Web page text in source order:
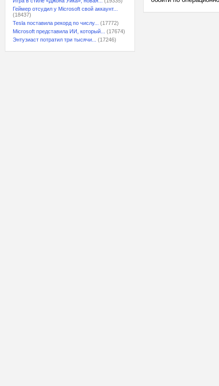
Геймер отсудил у Microsoft свой аккаунт...
(18437)
Tesla поставила рекорд по числу...
(17772)
Microsoft представила ИИ, который...
(17674)
Энтузиаст потратил три тысячи...
(17246)